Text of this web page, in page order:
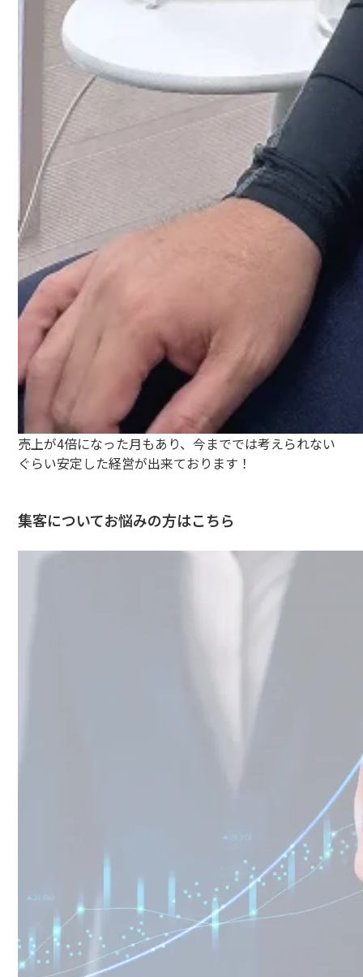
売上が4倍になった月もあり、今まででは考えられない
ぐらい安定した経営が出来ております！
集客についてお悩みの方はこちら